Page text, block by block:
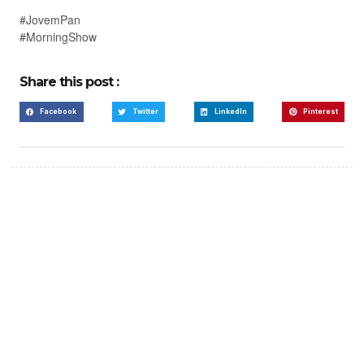
#JovemPan
#MorningShow
Share this post :
Facebook Twitter LinkedIn Pinterest